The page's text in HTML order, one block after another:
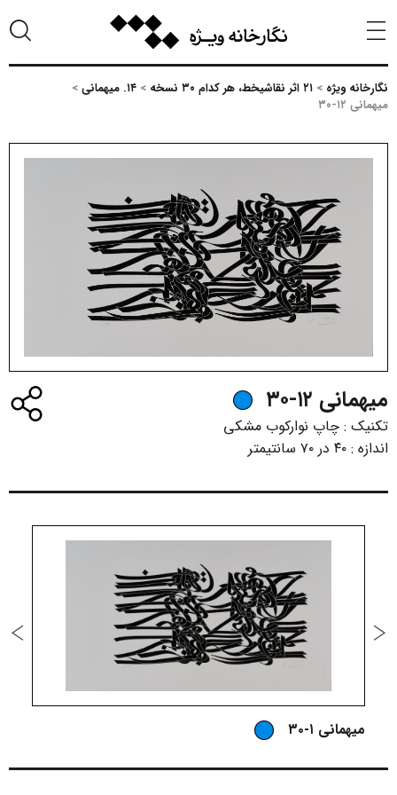
نگارخانه ویژه > ۲۱ اثر نقاشیخط، هر کدام ۳۰ نسخه > ۱۴. میهمانی
>
میهمانی ۱۲-۳۰
میهمانی ۱۲-۳۰
تکنیک : چاپ نوارکوب مشکی
اندازه : ۴۰ در ۷۰ سانتیمتر
میهمانی ۱-۳۰